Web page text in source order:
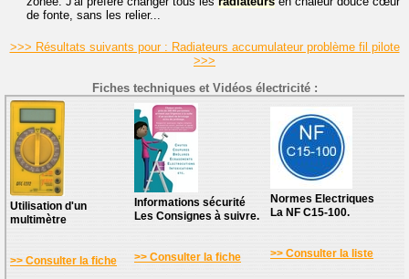
de fonte, sans les relier...
>>> Résultats suivants pour : Radiateurs accumulateur problème fil pilote
>>>
Fiches techniques et Vidéos électricité :
Utilisation d'un
multimètre
>> Consulter la fiche
Informations sécurité
Les Consignes à suivre.
>> Consulter la fiche
Normes Electriques
La NF C15-100.
>> Consulter la liste